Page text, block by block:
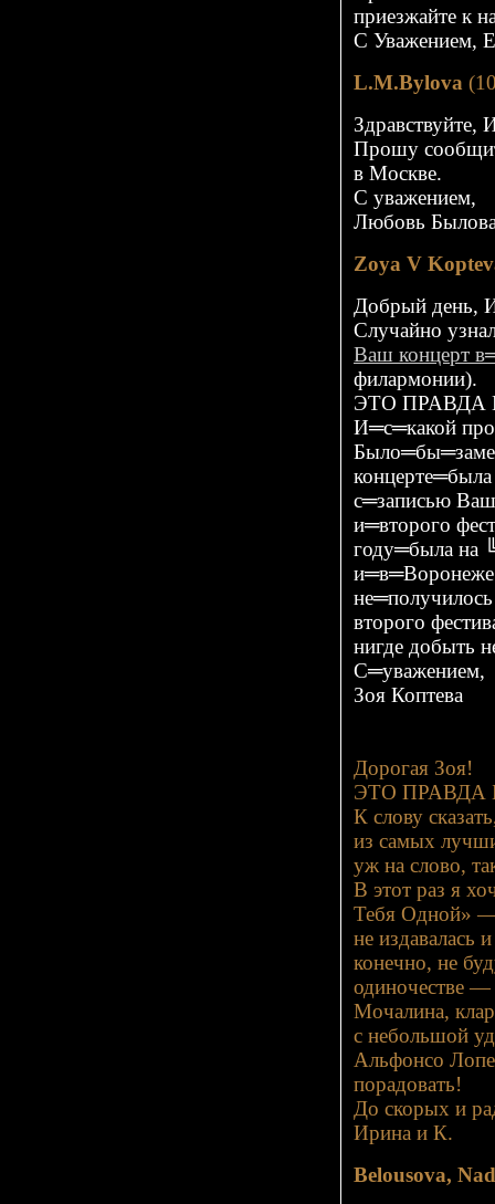
приезжайте к
С Уважением,
L.M.Bylova
Прошу
в Москве.
С уважением,
Любовь
Zoya V
Добрый день,
Случайно
Ваш концерт
филармонии).
ЭТО ПРАВДА
И═с═какой
с═записью
и═второго
году═была на
второго
нигде добыть
С═уважением,
Зоя Коптева
Дорогая Зоя!
ЭТО ПРАВДА
К слову
из самых
уж на слово,
В этот раз я
Тебя Одной» —
не издавалась
конечно, не
одиночестве —
Мочалина,
с небольшой
Альфонсо
порадовать!
До скорых и
Ирина и К.
Belousova,